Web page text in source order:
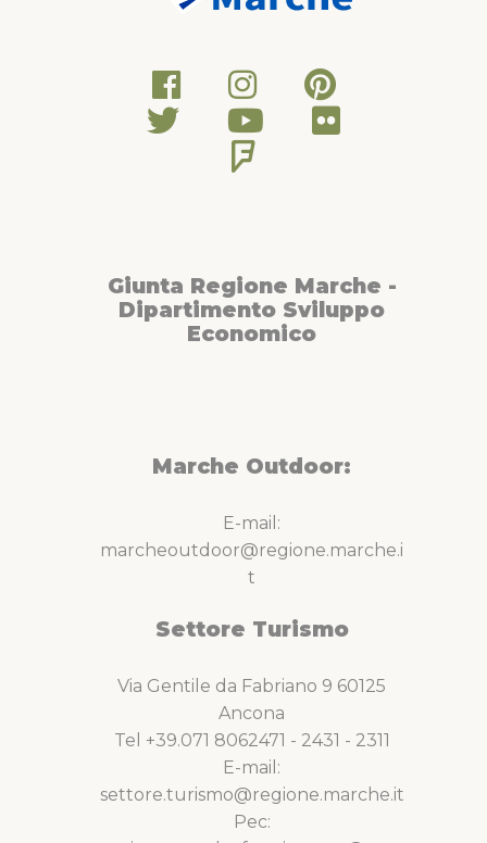
questo tratto bellissimo e panoramico si incontrano uno dopo
tratto sulla Provinciale Arceviese, si sale a Montale e si
imbocca la strada panoramica sul crinale fino a Barbara. Da
qui si scende di nuovo sulla Provinciale Arceviese e si torna al
punto di partenza.“Si rimanda ai siti web ed alle guide
turistiche classiche per il reperimento di informazioni sui siti di
Giunta Regione Marche -
Dipartimento Sviluppo
Economico
Marche Outdoor:
E-mail:
marcheoutdoor@regione.marche.i
t
Settore Turismo
Via Gentile da Fabriano 9 60125
Ancona
Tel +39.071 8062471 - 2431 - 2311
E-mail:
settore.turismo@regione.marche.it
Pec: